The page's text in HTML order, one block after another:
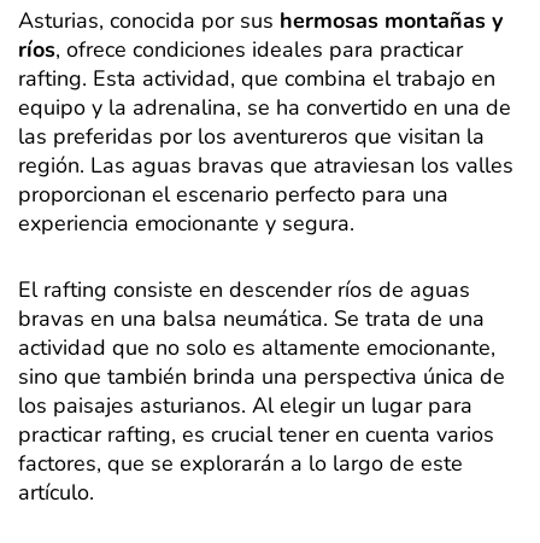
Asturias, conocida por sus hermosas montañas y
ríos, ofrece condiciones ideales para practicar
rafting. Esta actividad, que combina el trabajo en
equipo y la adrenalina, se ha convertido en una de
las preferidas por los aventureros que visitan la
región. Las aguas bravas que atraviesan los valles
proporcionan el escenario perfecto para una
experiencia emocionante y segura.
El rafting consiste en descender ríos de aguas
bravas en una balsa neumática. Se trata de una
actividad que no solo es altamente emocionante,
sino que también brinda una perspectiva única de
los paisajes asturianos. Al elegir un lugar para
practicar rafting, es crucial tener en cuenta varios
factores, que se explorarán a lo largo de este
artículo.